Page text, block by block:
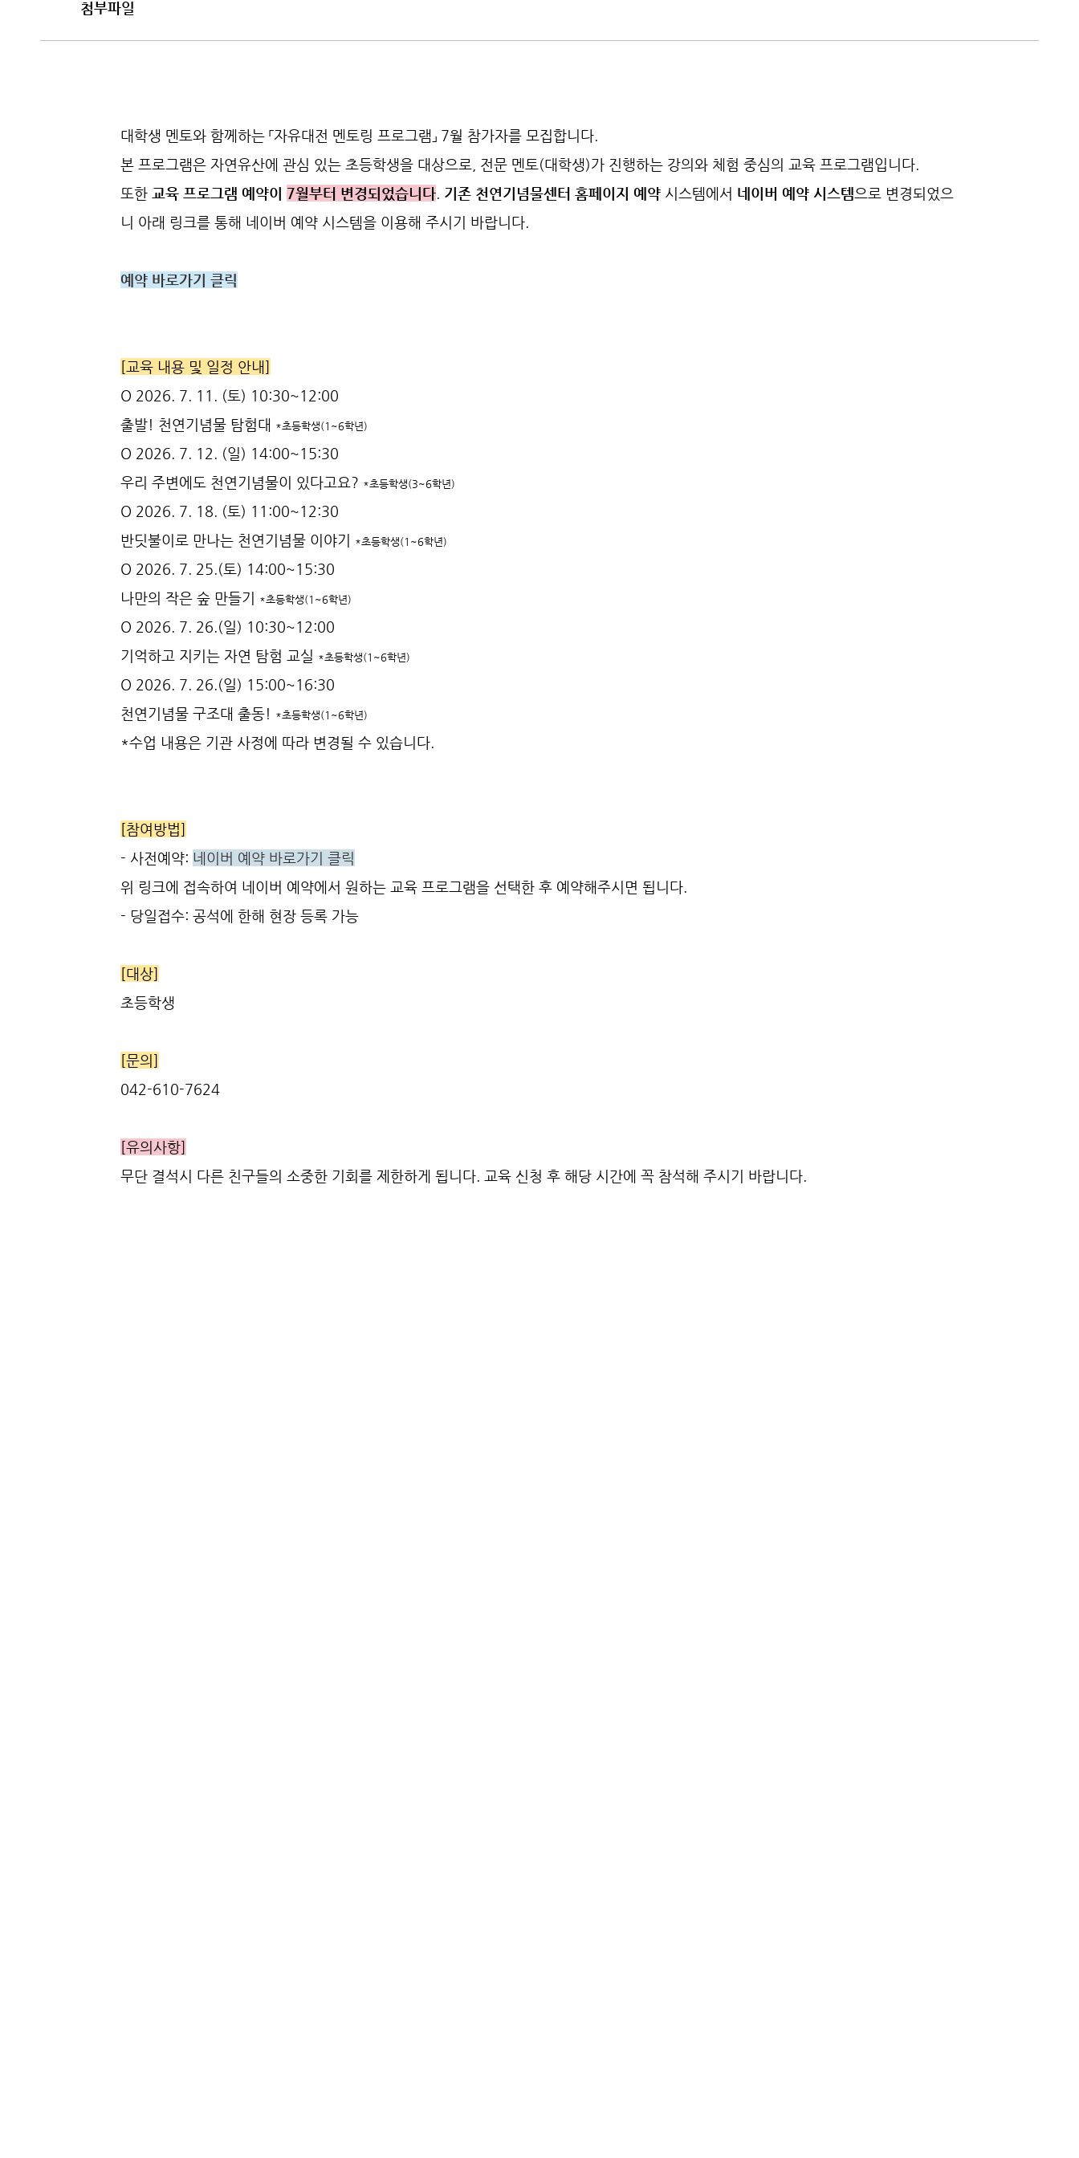
첨부파일
대학생 멘토와 함께하는 「자유대전 멘토링 프로그램」 7월 참가자를 모집합니다.
본 프로그램은 자연유산에 관심 있는 초등학생을 대상으로, 전문 멘토(대학생)가 진행하는 강의와 체험 중심의 교육 프로그램입니다.
또한 교육 프로그램 예약이 7월부터 변경되었습니다 기존 천연기념물센터 홈페이지 예약 시스템에서 네이버 예약 시스템으로 변경되었으
니 아래 링크를 통해 네이버 예약 시스템을 이용해 주시기 바랍니다.
예약 바로가기 클릭
[교육 내용 및 일정 안내]
O 2026. 7. 11. (토) 10:30~12:00
출발! 천연기념물 탐험대 *초등학생(1~6학년)
O 2026. 7. 12. (일) 14:00~15:30
우리 주변에도 천연기념물이 있다고요? *초등학생(3~6학년)
O 2026. 7. 18. (토) 11:00~12:30
반딧불이로 만나는 천연기념물 이야기
*초등학생(1~6학년)
O 2026. 7. 25.(토) 14:00~15:30
나만의 작은 숲 만들기
*초등학생(1~6학년)
O 2026. 7. 26.(일) 10:30~12:00
기억하고 지키는 자연 탐험 교실 *초등학생(1~6학년)
O 2026. 7. 26.(일) 15:00~16:30
천연기념물 구조대 출동! *초등학생(1~6학년)
*수업 내용은 기관 사정에 따라 변경될 수 있습니다.
[참여방법]
- 사전예약: 네이버 예약 바로가기 클릭
위 링크에 접속하여 네이버 예약에서 원하는 교육 프로그램을 선택한 후 예약해주시면 됩니다.
- 당일접수: 공석에 한해 현장 등록 가능
[대상]
초등학생
[문의]
042-610-7624
[유의사항]
무단 결석시 다른 친구들의 소중한 기회를 제한하게 됩니다. 교육 신청 후 해당 시간에 꼭 참석해 주시기 바랍니다.